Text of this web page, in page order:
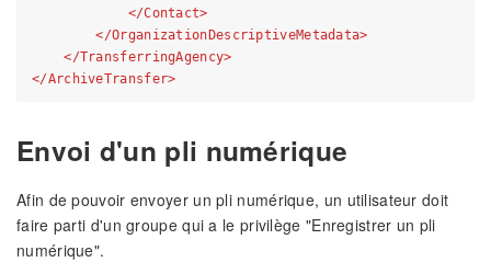
</Contact>
</OrganizationDescriptiveMetadata>
</TransferringAgency>
</ArchiveTransfer>
Envoi d'un pli numérique
Afin de pouvoir envoyer un pli numérique, un utilisateur doit
faire parti d'un groupe qui a le privilège "Enregistrer un pli
numérique".